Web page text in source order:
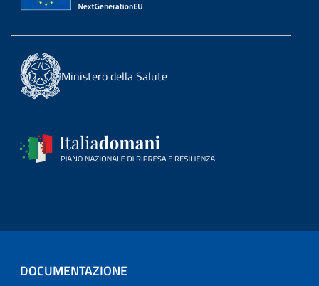
Ministero della Salute
DOCUMENTAZIONE